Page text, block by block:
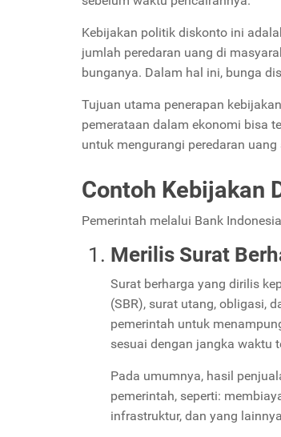
Kebijakan politik diskonto ini
jumlah peredaran uang di
bunganya. Dalam hal ini, bunga
Tujuan utama penerapan
pemerataan dalam ekonomi bisa
untuk mengurangi peredaran
Contoh Kebijakan
Pemerintah melalui Bank
Merilis Surat
Surat berharga yang dirilis
(SBR), surat utang, obligasi,
pemerintah untuk
sesuai dengan jangka waktu
Pada umumnya, hasil
pemerintah, seperti:
infrastruktur, dan yang